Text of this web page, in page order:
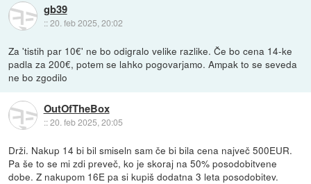
gb39
::20. feb 2025, 20:02
Za 'tistih par 10€' ne bo odigralo velike razlike. Če bo cena 14-ke
padla za 200€, potem se lahko pogovarjamo. Ampak to se seveda
ne bo zgodilo
OutOfTheBox
::20. feb 2025, 20:05
Drži. Nakup 14 bi bil smiseln sam če bi bila cena največ 500EUR.
Pa še to se mi zdi preveč, ko je skoraj na 50% posodobitvene
dobe. Z nakupom 16E pa si kupiš dodatna 3 leta posodobitev.